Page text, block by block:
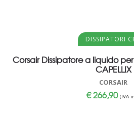
Aggiungi al
DISSIPATORI
Corsair Dissipatore a liquido per
CAPELLIX
CORSAIR
€266,90 (IVA